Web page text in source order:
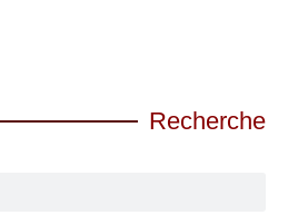
Recherche